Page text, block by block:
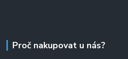
Proč nakupovat u nás?